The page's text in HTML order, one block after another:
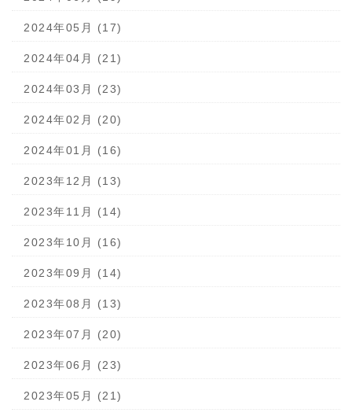
2024年05月 (17)
2024年04月 (21)
2024年03月 (23)
2024年02月 (20)
2024年01月 (16)
2023年12月 (13)
2023年11月 (14)
2023年10月 (16)
2023年09月 (14)
2023年08月 (13)
2023年07月 (20)
2023年06月 (23)
2023年05月 (21)